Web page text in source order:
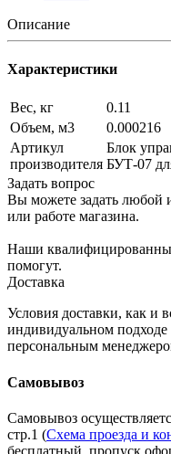
Описание
Характеристики
Вес, кг
0.11
Объем, м3
0.000216
Артикул
производителя
Блок
БУТ-07
Задать вопрос
Вы можете задать любой
или работе магазина.
Наши
помогут.
Доставка
Условия доставки, как и
индивидуальном
персональным
Самовывоз
Самовывоз
стр.1 (Схема проезда и
бесплатный, пропуск